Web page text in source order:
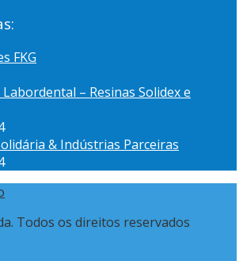
FKG
– Resinas Solidex e
& Indústrias Parceiras
Todos os direitos reservados